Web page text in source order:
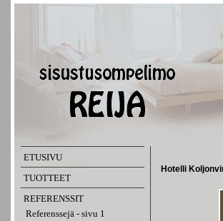
Hotelli
ETUSIVU
TUOTTEET
REFERENSSIT
Referenssejä - sivu 1